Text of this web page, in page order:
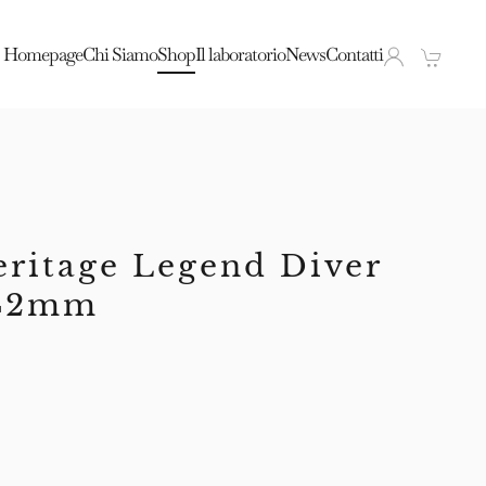
HomepageChi SiamoShopIl laboratorioNewsContatti
Legend Diver